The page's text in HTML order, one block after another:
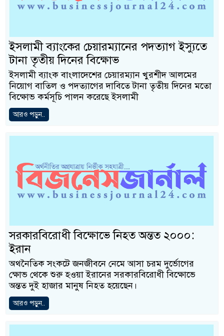
ইসলামী ব্যাংকের চেয়ারম্যানের পদত্যাগ ইস্যুতে
টানা তৃতীয় দিনের বিক্ষোভ
ইসলামী ব্যাংক বাংলাদেশের চেয়ারম্যান খুরশীদ আলমের
নিয়োগ বাতিল ও পদত্যাগের দাবিতে টানা তৃতীয় দিনের মতো
বিক্ষোভ কর্মসূচি পালন করেছে ইসলামী
আরও পড়ুন..
সরকারবিরোধী বিক্ষোভে নিহত অন্তত ২০০০:
ইরান
অথনৈতিক সংকটে জনজীবনে নেমে আসা চরম দুর্ভোগের
ক্ষোভ থেকে শুরু হওয়া ইরানের সরকারবিরোধী বিক্ষোভে
অন্তত দুই হাজার মানুষ নিহত হয়েছেন।
আরও পড়ুন..